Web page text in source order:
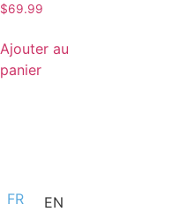
$69.99
Ajouter au
panier
FR EN